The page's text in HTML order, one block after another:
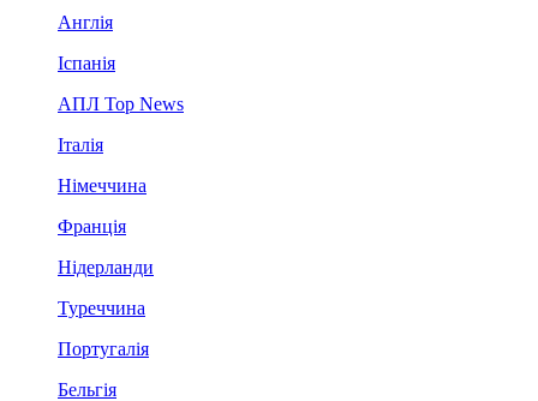
Англія
Іспанія
АПЛ Top News
Італія
Німеччина
Франція
Нідерланди
Туреччина
Португалія
Бельгія